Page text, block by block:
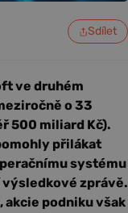
Sdílet
ve druhém
o 33
500 miliard Kč).
přilákat
systému
výsledkové zprávě.
podniku však